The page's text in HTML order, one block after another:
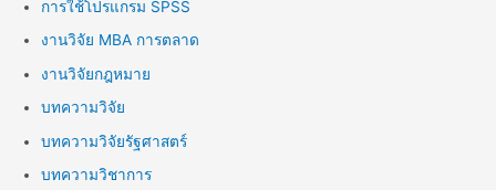
การใช้โปรแกรม SPSS
งานวิจัย MBA การตลาด
งานวิจัยกฎหมาย
บทความวิจัย
บทความวิจัยรัฐศาสตร์
บทความวิชาการ